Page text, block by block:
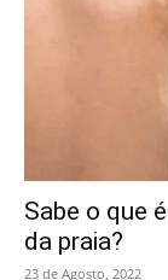
Sabe o que
da praia?
23 de Agosto, 2022